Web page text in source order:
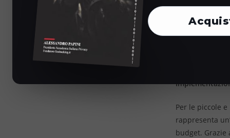
4.Sicurezza e
Per le piccole
rappresenta
budget.